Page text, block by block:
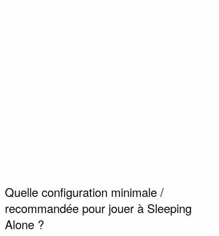
Quelle configuration minimale /
recommandée pour jouer à Sleeping
Alone ?